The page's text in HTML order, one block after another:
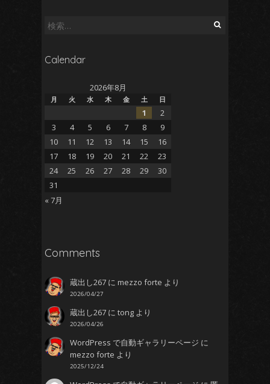
検
Calendar
2026年8月
月 火 水 木 金 土 日
1
2
3
4 5 6 7 8
9
10
11 12 13 14 15
16
17
18 19 20 21 22
23
24
25 26 27 28 29
30
31
« 7月
Comments
蔵出し267 にmezzo forte より
2026/04/27
蔵出し267 にtong より
2026/04/26
WordPress で自動ギャラリーページ に
mezzo forte より
2025/12/24